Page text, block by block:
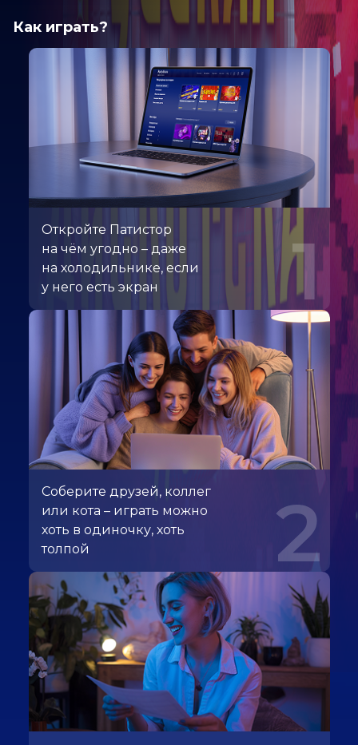
Как играть?
Откройте Патистор
на чём угодно – даже
на холодильнике, если
у него есть экран
1
Соберите друзей, коллег
или кота – играть можно
хоть в одиночку, хоть
толпой
2